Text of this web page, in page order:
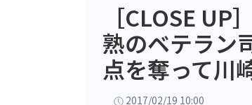
［CLOSE
熟のベテラン
点を奪って川
2017/02/19 10:00